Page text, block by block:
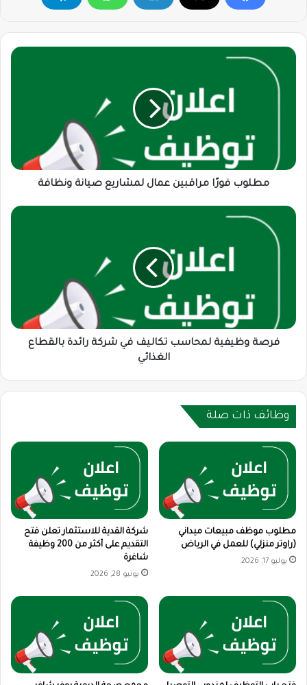
مطلوب
مراقبين
مطلوب فورًا مراقبين عمال لمشاريع صيانة ونظافة
فرصة
وظيفية
لمحاسب
الغذائي
فرصة وظيفية لمحاسب تكاليف في شركة رائدة بالقطاع
الغذائي
وظائف ذات صلة
مطلوب موظف مبيعات ميداني
(راوتر منزلي) للعمل في الرياض
يوليو 17, 2026
شركة القدية للاستثمار تعلن فتح
التقديم على أكثر من 200 وظيفة
شاغرة
يونيو 28, 2026